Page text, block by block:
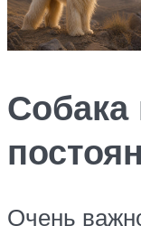
Собака
Очень